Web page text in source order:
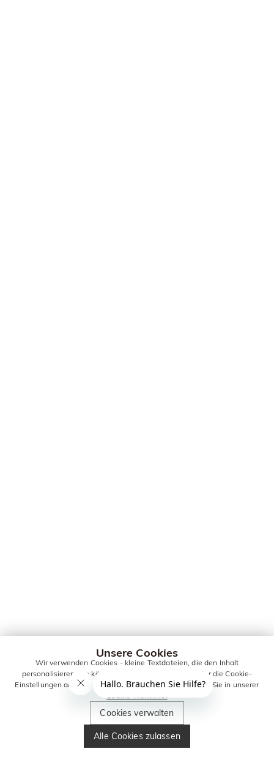
Unsere Cookies
Wir verwenden Cookies - kleine Textdateien, die den Inhalt
personalisieren. Sie können alle Cookies zulassen oder die Cookie-
Einstellungen anpassen. Weitere Informationen erhalten Sie in unserer
Cookie-Richtlinie.
Cookies verwalten
Alle Cookies zulassen